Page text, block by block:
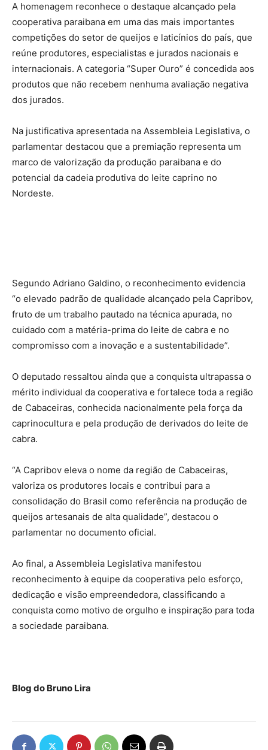
A homenagem reconhece o destaque alcançado pela
cooperativa paraibana em uma das mais importantes
competições do setor de queijos e laticínios do país, que
reúne produtores, especialistas e jurados nacionais e
internacionais. A categoria “Super Ouro” é concedida aos
produtos que não recebem nenhuma avaliação negativa
dos jurados.
Na justificativa apresentada na Assembleia Legislativa, o
parlamentar destacou que a premiação representa um
marco de valorização da produção paraibana e do
potencial da cadeia produtiva do leite caprino no
Nordeste.
Segundo Adriano Galdino, o reconhecimento evidencia
“o elevado padrão de qualidade alcançado pela Capribov,
fruto de um trabalho pautado na técnica apurada, no
cuidado com a matéria-prima do leite de cabra e no
compromisso com a inovação e a sustentabilidade”.
O deputado ressaltou ainda que a conquista ultrapassa o
mérito individual da cooperativa e fortalece toda a região
de Cabaceiras, conhecida nacionalmente pela força da
caprinocultura e pela produção de derivados do leite de
cabra.
“A Capribov eleva o nome da região de Cabaceiras,
valoriza os produtores locais e contribui para a
consolidação do Brasil como referência na produção de
queijos artesanais de alta qualidade”, destacou o
parlamentar no documento oficial.
Ao final, a Assembleia Legislativa manifestou
reconhecimento à equipe da cooperativa pelo esforço,
dedicação e visão empreendedora, classificando a
conquista como motivo de orgulho e inspiração para toda
a sociedade paraibana.
Blog do Bruno Lira